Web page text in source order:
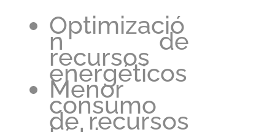
Optimizació
n de
recursos
energéticos
Menor
consumo
de recursos